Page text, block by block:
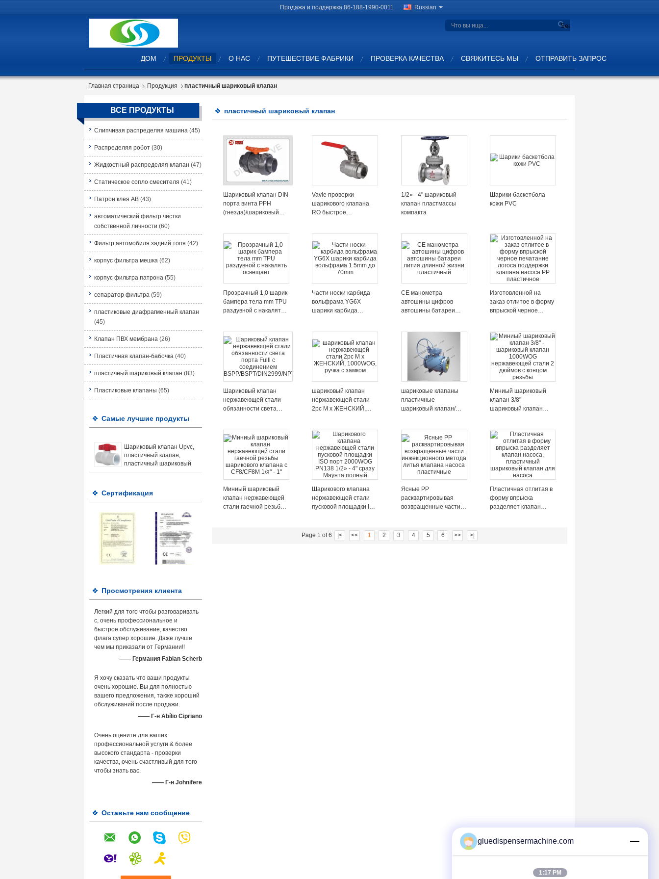
Продажа и поддержка:86-188-1990-0011 Russian
Search
ДОМ ПРОДУКТЫ О НАС ПУТЕШЕСТВИЕ ФАБРИКИ ПРОВЕРКА КАЧЕСТВА СВЯЖИТЕСЬ МЫ ОТПРАВИТЬ ЗАПРОС
Главная страница Продукция пластичный шариковый клапан
ВСЕ ПРОДУКТЫ
Слипчивая распределяя машина (45)
Распределяя робот (30)
Жидкостный распределяя клапан (47)
Статическое сопло смесителя (41)
Патрон клея AB (43)
автоматический фильтр чистки
собственной личности (60)
Фильтр автомобиля задний топя (42)
корпус фильтра мешка (62)
корпус фильтра патрона (55)
сепаратор фильтра (59)
пластиковые диафрагменный клапан
(45)
Клапан ПВХ мембрана (26)
Пластичная клапан-бабочка (40)
пластичный шариковый клапан (83)
Пластиковые клапаны (65)
Самые лучшие продукты
Шариковый клапан Upvc,
пластичный клапан,
пластичный шариковый
клапан, шариковый
Сертификация
Просмотрения клиента
Легкий для того чтобы разговаривать
с, очень профессиональное и
быстрое обслуживание, качество
флага супер хорошие. Даже лучше
чем мы приказали от Германии!!
—— Германия Fabian Scherb
Я хочу сказать что ваши продукты
очень хорошие. Вы для полностью
вашего предложения, также хороший
обслуживаний после продажи.
—— Г-н Abílio Cipriano
Очень оцените для ваших
профессиональной услуги & более
высокого стандарта - проверки
качества, очень счастливый для того
чтобы знать вас.
—— Г-н Johnifere
Оставьте нам сообщение
пластичный шариковый клапан
Шариковый клапан DIN
порта винта PPH
(гнезда)/шариковый
Vavle проверки
шарикового клапана
RO быстрое
1/2» - 4" шариковый
клапан пластмассы
компакта
Шарики баскетбола
кожи PVC
Прозрачный 1,0 шарик
бампера тела mm TPU
раздувной с накалять
Части носки карбида
вольфрама YG6X
шарики карбида
CE манометра
автошины цифров
автошины батареи
Изготовленной на
заказ отлитое в форму
впрыской черное
насоса PP пластичное
Шариковый клапан
нержавеющей стали
обязанности света
BSPP/BSPT/DIN2999/N
PT
шариковый клапан
нержавеющей стали
2pc M x ЖЕНСКИЙ,
шариковые клапаны
пластичные
шариковый клапан/
шарикового клапана/
символ/nibco
шарикового клапана/
бесстыковый
шариковый клапан
Миниый шариковый
клапан 3/8" -
шариковый клапан
дюймов с концом
резьбы
Миниый шариковый
клапан нержавеющей
стали гаечной резьбы
Шарикового клапана
нержавеющей стали
пусковой площадки ISO
полный
Ясные PP
расквартировывая
возвращенные части
пластичные
Пластичная отлитая в
форму впрыска
разделяет клапан
Page 1 of 6 |< << 1 2 3 4 5 6 >> >|
gluedispensermachine.com
1:17 PM